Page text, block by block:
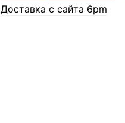
Доставка с сайта 6pm